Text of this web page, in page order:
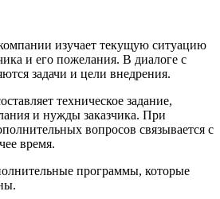
изучает текущую ситуацию
и его пожелания. В диалоге с
задачи и цели внедрения.
техническое задание,
и нужды заказчика. При
вопросов связывается с
время.
программы, которые